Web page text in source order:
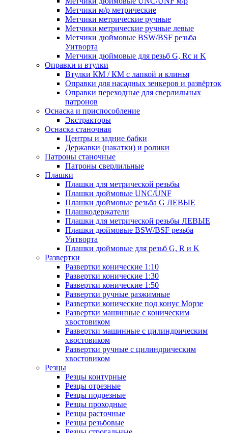
Метчики м/р метрические
Метчики метрические ручные
Метчики метрические ручные левые
Метчики дюймовые BSW/BSF резьба
Уитворта
Метчики дюймовые для резьб G, Rc и K
Оправки и втулки
Втулки КМ / КМ с лапкой и клинья
Оправки для насадных зенкеров и развёрток
Оправки переходные для сверлильных
патронов
Оснаска и приспособление
Экстракторы
Оснаска станочная
Центры и задние бабки
Державки (накатки) и ролики
Патроны станочные
Патроны сверлильные
Плашки
Плашки для метрической резьбы
Плашки дюймовые UNC/UNF
Плашки дюймовые резьба G ЛЕВЫЕ
Плашкодержатели
Плашки для метрической резьбы ЛЕВЫЕ
Плашки дюймовые BSW/BSF резьба
Уитворта
Плашки дюймовые для резьб G, R и K
Развертки
Развертки конические 1:10
Развертки конические 1:30
Развертки конические 1:50
Развертки ручные разжимные
Развертки конические под конус Морзе
Развертки машинные с коническим
хвостовиком
Развертки машинные с цилиндрическим
хвостовиком
Развертки ручные с цилиндрическим
хвостовиком
Резцы
Резцы контурные
Резцы отрезные
Резцы подрезные
Резцы проходные
Резцы расточные
Резцы резьбовые